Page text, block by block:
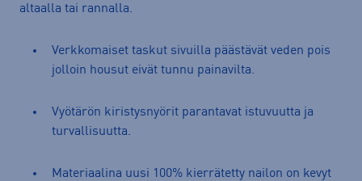
altaalla tai rannalla.
Verkkomaiset taskut sivuilla päästävät veden pois
jolloin housut eivät tunnu painavilta.
Vyötärön kiristysnyörit parantavat istuvuutta ja
turvallisuutta.
Materiaalina uusi 100% kierrätetty nailon on kevyt